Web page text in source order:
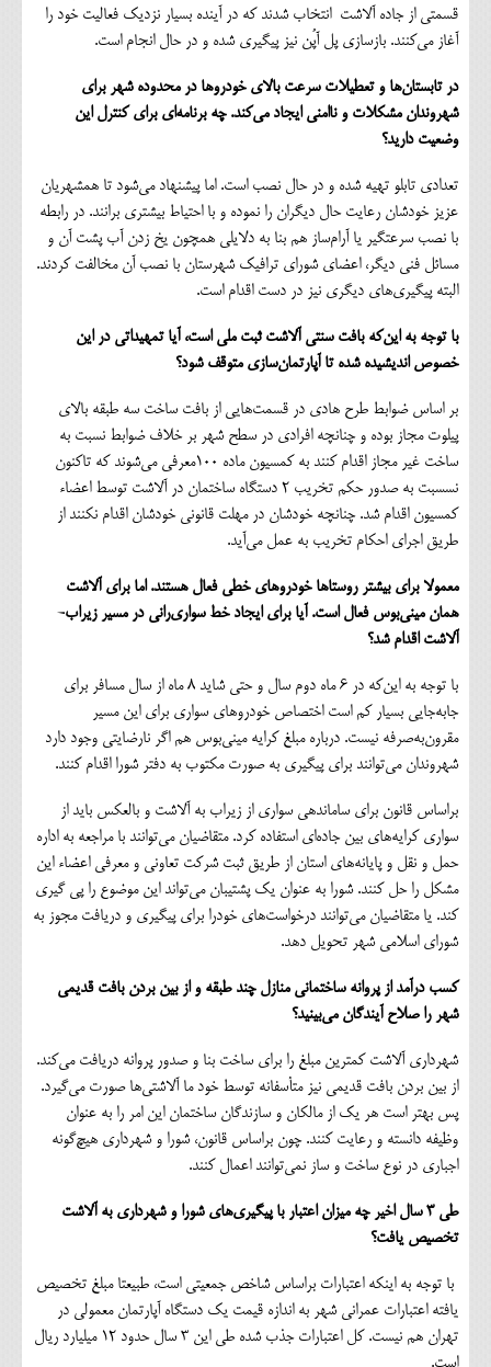
قسمتی از جاده آلاشت انتخاب شدند که در آینده بسیار نزدیک فعالیت خود را
آغاز می‌کنند. بازسازی پل آپُن نیز پیگیری شده و در حال انجام است.
در تابستان‌ها و تعطیلات سرعت بالای خودروها در محدوده شهر برای
شهروندان مشکلات و ناامنی ایجاد می‌کند. چه برنامه‌ای برای کنترل این
وضعیت دارید؟
تعدادی تابلو تهیه شده و در حال نصب است. اما پیشنهاد می‌شود تا همشهریان
عزیز خودشان رعایت حال دیگران را نموده و با احتیاط بیشتری برانند. در رابطه
با نصب سرعتگیر یا آرام‌ساز هم بنا به دلایلی همچون یخ زدن آب پشت آن و
مسائل فنی دیگر، اعضای شورای ترافیک شهرستان با نصب آن مخالفت کردند.
البته پیگیری‌های دیگری نیز در دست اقدام است.
با توجه به این‌که بافت سنتی آلاشت ثبت ملی است، آیا تمهیداتی در این
خصوص اندیشیده شده تا آپارتمان‌سازی متوقف شود؟
بر اساس ضوابط طرح هادی در قسمت‌هایی از بافت ساخت سه طبقه بالای
پیلوت مجاز بوده و چنانچه افرادی در سطح شهر بر خلاف ضوابط نسبت به
ساخت غیر مجاز اقدام کنند به کمسیون ماده 100معرفی می‌شوند که تاکنون
نسسبت به صدور حکم تخریب 2 دستگاه ساختمان در آلاشت توسط اعضاء
کمسیون اقدام شد. چنانچه خودشان در مهلت قانونی خودشان اقدام نکنند از
طریق اجرای احکام تخریب به عمل می‌آید.
معمولا برای بیشتر روستاها خودروهای خطی فعال هستند. اما برای آلاشت
همان مینی‌بوس فعال است. آیا برای ایجاد خط سواری‌رانی در مسیر زیراب-
آلاشت اقدام شد؟
با توجه به این‌که در 6 ماه دوم سال و حتی شاید 8 ماه از سال مسافر برای
جابه‌جایی بسیار کم است اختصاص خودروهای سواری برای این مسیر
مقرون‌به‌صرفه نیست. درباره مبلغ کرایه مینی‌بوس هم اگر نارضایتی وجود دارد
شهروندان می‌توانند برای پیگیری به صورت مکتوب به دفتر شورا اقدام کنند.
براساس قانون برای ساماندهی سواری از زیراب به آلاشت و بالعکس باید از
سواری کرایه‌های بین جاده‌ای استفاده کرد. متقاضیان می‌توانند با مراجعه به اداره
حمل و نقل و پایانه‌های استان از طریق ثبت شرکت تعاونی و معرفی اعضاء این
مشکل را حل کنند. شورا به عنوان یک پشتیبان می‌تواند این موضوع را پی گیری
کند. یا متقاضیان می‌توانند درخواست‌های خودرا برای پیگیری و دریافت مجوز به
شورای اسلامی شهر تحویل دهد.
کسب درآمد از پروانه ساختمانی منازل چند طبقه و از بین بردن بافت قدیمی
شهر را صلاح آیندگان می‌بینید؟
شهرداری آلاشت کمترین مبلغ را برای ساخت بنا و صدور پروانه دریافت می‌کند.
از بین بردن بافت قدیمی نیز متأسفانه توسط خود ما آلاشتی‌ها صورت می‌گیرد.
پس بهتر است هر یک از مالکان و سازندگان ساختمان این امر را به عنوان
وظیفه دانسته و رعایت کنند. چون براساس قانون، شورا و شهرداری هیچ‌گونه
اجباری در نوع ساخت و ساز نمی‌توانند اعمال کنند.
طی 3 سال اخیر چه میزان اعتبار با پیگیری‌های شورا و شهرداری به آلاشت
تخصیص یافت؟
با توجه به اینکه اعتبارات براساس شاخص جمعیتی است، طبیعتا مبلغ تخصیص
یافته اعتبارات عمرانی شهر به اندازه قیمت یک دستگاه آپارتمان معمولی در
تهران هم نیست. کل اعتبارات جذب شده طی این 3 سال حدود 12 میلیارد ریال